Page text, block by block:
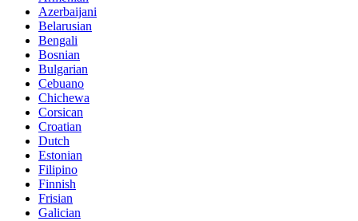
Azerbaijani
Belarusian
Bengali
Bosnian
Bulgarian
Cebuano
Chichewa
Corsican
Croatian
Dutch
Estonian
Filipino
Finnish
Frisian
Galician